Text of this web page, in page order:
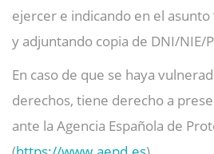
ejercer e indicando en el asunto
y adjuntando copia de DNI/NIE/
En caso de que se haya
derechos, tiene derecho a
ante la Agencia Española de